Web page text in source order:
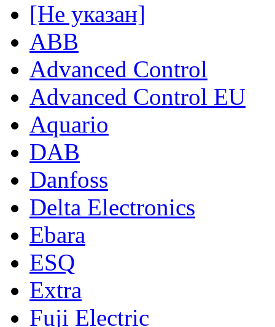
[Не указан]
ABB
Advanced Control
Advanced Control EU
Aquario
DAB
Danfoss
Delta Electronics
Ebara
ESQ
Extra
Fuji Electric